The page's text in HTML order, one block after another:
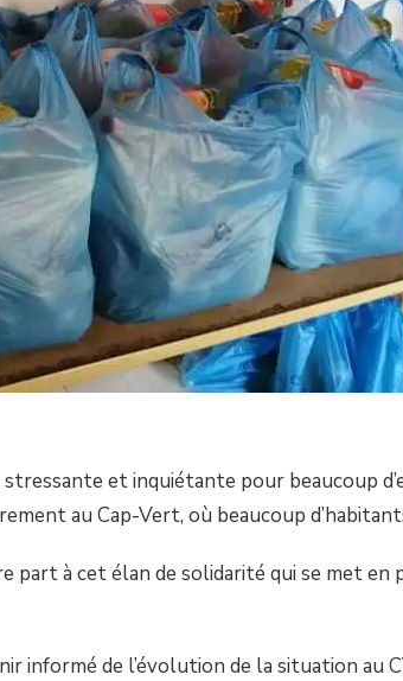
et inquiétante pour beaucoup
au Cap-Vert, où beaucoup
part à cet élan de solidarité qui se met en
informé de l’évolution de la situation au